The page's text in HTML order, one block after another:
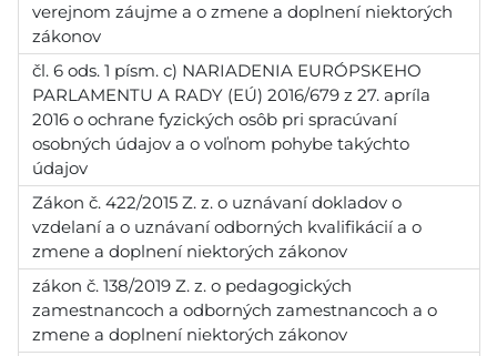
verejnom záujme a o zmene a doplnení niektorých
zákonov
čl. 6 ods. 1 písm. c) NARIADENIA EURÓPSKEHO
PARLAMENTU A RADY (EÚ) 2016/679 z 27. apríla
2016 o ochrane fyzických osôb pri spracúvaní
osobných údajov a o voľnom pohybe takýchto
údajov
Zákon č. 422/2015 Z. z. o uznávaní dokladov o
vzdelaní a o uznávaní odborných kvalifikácií a o
zmene a doplnení niektorých zákonov
zákon č. 138/2019 Z. z. o pedagogických
zamestnancoch a odborných zamestnancoch a o
zmene a doplnení niektorých zákonov